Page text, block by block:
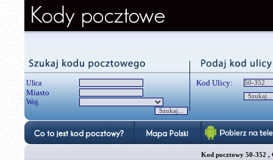
Ulica
Miasto
Woj.
Kod Ulicy:
Kod pocztowy 50-352 ,